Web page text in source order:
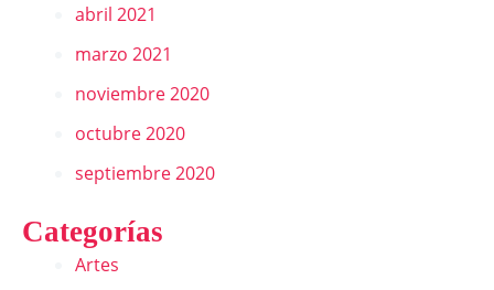
abril 2021
marzo 2021
noviembre 2020
octubre 2020
septiembre 2020
Categorías
Artes